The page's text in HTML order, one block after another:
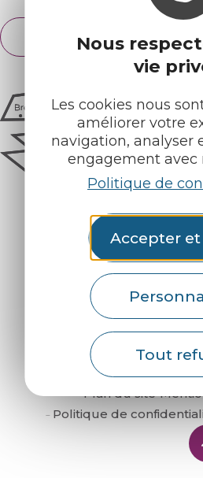
Nous
vie
Les cookies nous
améliorer votre
navigation, analyser
engagement avec
Politique de
Accepter
Tout
Français
English
Comment
Plan du site
Politique de